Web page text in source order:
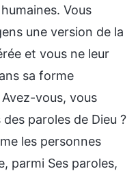
Vous
une version de la
et vous ne leur
sa forme
Avez-vous, vous
paroles de Dieu ?
les personnes
parmi Ses paroles,